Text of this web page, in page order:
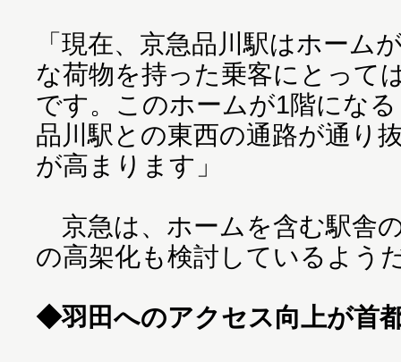
「現在、京急品川駅はホーム
な荷物を持った乗客にとって
です。このホームが1階にな
品川駅との東西の通路が通り
が高まります」
京急は、ホームを含む駅舎
の高架化も検討しているよう
◆羽田へのアクセス向上が首